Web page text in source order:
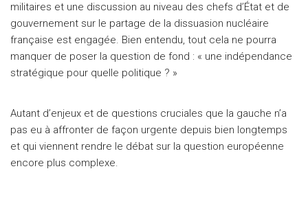
militaires et une discussion au niveau des chefs d’État et de
gouvernement sur le partage de la dissuasion nucléaire
française est engagée. Bien entendu, tout cela ne pourra
manquer de poser la question de fond : « une indépendance
stratégique pour quelle politique ? »
Autant d’enjeux et de questions cruciales que la gauche n’a
pas eu à affronter de façon urgente depuis bien longtemps
et qui viennent rendre le débat sur la question européenne
encore plus complexe.